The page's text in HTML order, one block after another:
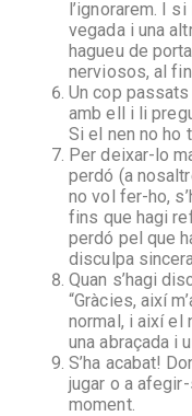
l’ignorarem. I
vegada i una
hagueu de
nerviosos, al
Un cop
amb ell i li
Si el nen no ho
Per deixar-lo
perdó (a
no vol fer-ho,
fins que hagi
perdó pel que
disculpa
Quan s’hagi
“Gràcies, així
normal, i així el
una abraçada i
S’ha acabat!
jugar o a
moment.